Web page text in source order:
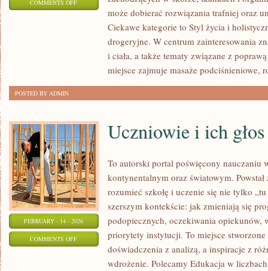
COMMENTS OFFON
CZYTELNIKÓW
może dobierać rozwiązania trafniej oraz
Ciekawe kategorie to Styl życia i
drogeryjne. W centrum zainteresowania
i ciała, a także tematy związane z
miejsce zajmuje masaże podciśnieniowe,
POSTED BY ADMIN
FEBRUARY - 14 - 2026
COMMENTS OFFON
UCZNIOWIE
Uczniowie i ich głos
To autorski portal poświęcony nauczaniu
kontynentalnym oraz światowym.
rozumieć szkołę i uczenie się nie tylko
szerszym kontekście: jak zmieniają się
podopiecznych, oczekiwania opiekunów,
priorytety instytucji. To miejsce stworzone
doświadczenia z analizą, a inspiracje z
wdrożenie. Polecamy Edukacja w